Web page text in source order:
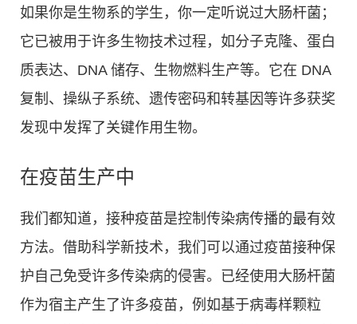
如果你是生物系的学生，你一定听说过大肠杆菌；
它已被用于许多生物技术过程，如分子克隆、蛋白
质表达、DNA 储存、生物燃料生产等。它在 DNA
复制、操纵子系统、遗传密码和转基因等许多获奖
发现中发挥了关键作用生物。
在疫苗生产中
我们都知道，接种疫苗是控制传染病传播的最有效
方法。借助科学新技术，我们可以通过疫苗接种保
护自己免受许多传染病的侵害。已经使用大肠杆菌
作为宿主产生了许多疫苗，例如基于病毒样颗粒